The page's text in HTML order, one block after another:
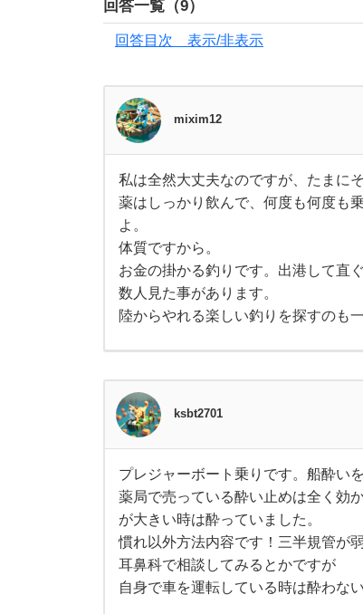
釣
に
行
き
ま
し
た
。
乗
り
物
酔
い
回答一覧（9）
回答目次 表示/非表示
mixim12
私
は
全
然
大
丈
夫
な
の
で
が
た
ま
に
そ
う
い
う
お
話
聞
き
ま
す
。
薬
は
私は全然大丈夫なのですが、たまに
薬はしっかり飲んで、何度も何度も
よ。
体質ですから。
お金の掛かる釣りです。出港して直
数人見た事があります。
陸からやれる楽しい釣りを探すのも
ksbt2701
プ
レ
ジ
ャ
ー
ボ
ー
ト
プレジャーボート乗りです。船酔い
薬局で売っている酔い止めは全く効
が大きい時は酔っていました。
慣れ以外方法内容です！三半規管が
耳鼻科で相談してみるとかですが
自身で車を運転している時は酔わな